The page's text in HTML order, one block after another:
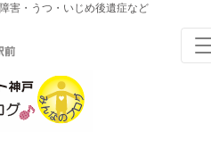
害・うつ・いじめ後遺症など